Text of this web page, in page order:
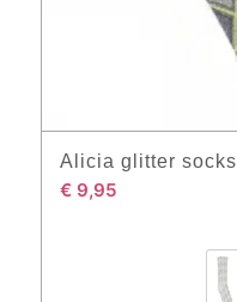
Alicia glitter socks
€ 9,95